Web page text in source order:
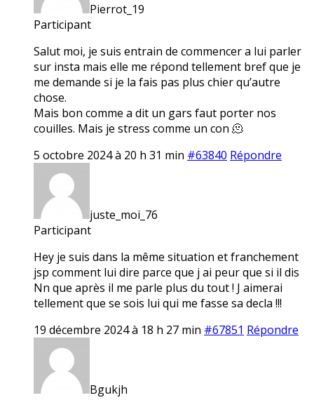
Pierrot_19
Participant
Salut moi, je suis entrain de commencer a lui parler
sur insta mais elle me répond tellement bref que je
me demande si je la fais pas plus chier qu’autre
chose.
Mais bon comme a dit un gars faut porter nos
couilles. Mais je stress comme un con 🫠
5 octobre 2024 à 20 h 31 min #63840 Répondre
juste_moi_76
Participant
Hey je suis dans la même situation et franchement
jsp comment lui dire parce que j ai peur que si il dis
Nn que après il me parle plus du tout ! J aimerai
tellement que se sois lui qui me fasse sa decla !!!
19 décembre 2024 à 18 h 27 min #67851 Répondre
Bgukjh